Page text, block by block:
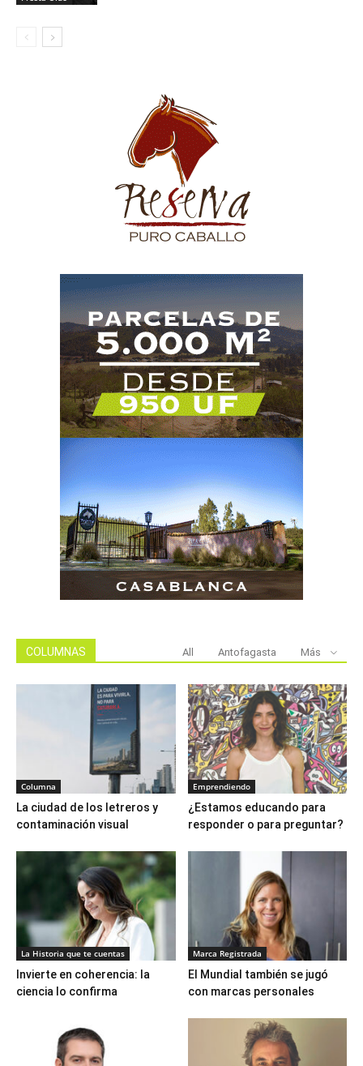
COLUMNAS All Antofagasta Más
Columna
La ciudad de los letreros y
contaminación visual
Emprendiendo
¿Estamos educando para
responder o para preguntar?
La Historia que te cuentas
Invierte en coherencia: la
ciencia lo confirma
Marca Registrada
El Mundial también se jugó
con marcas personales